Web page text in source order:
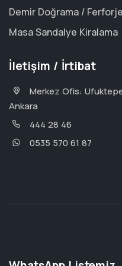
Demir Doğrama / Ferforje
Masa Sandalye Kiralama
İletişim / İrtibat
Merkez Ofis:
Ankara
444 28 46
0535 570 61 87